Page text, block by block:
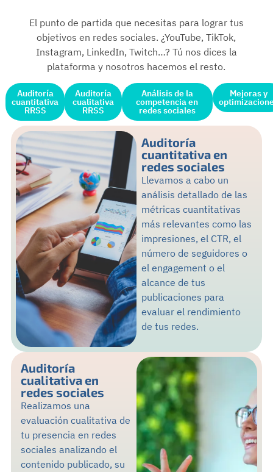
El punto de partida que necesitas para lograr tus
objetivos en redes sociales. ¿YouTube, TikTok,
Instagram, LinkedIn, Twitch…? Tú nos dices la
plataforma y nosotros hacemos el resto.
Auditoría
cuantitativa
RRSS
Auditoría
cualitativa
RRSS
Análisis de la
competencia en
redes sociales
Mejoras y
Auditoría
cuantitativa en
redes sociales
Llevamos a cabo un
análisis detallado de las
métricas cuantitativas
más relevantes como las
impresiones, el CTR, el
número de seguidores o
el engagement o el
alcance de tus
publicaciones para
evaluar el rendimiento
de tus redes.
Auditoría
cualitativa en
redes sociales
Realizamos una
evaluación cualitativa de
tu presencia en redes
sociales analizando el
contenido publicado, su